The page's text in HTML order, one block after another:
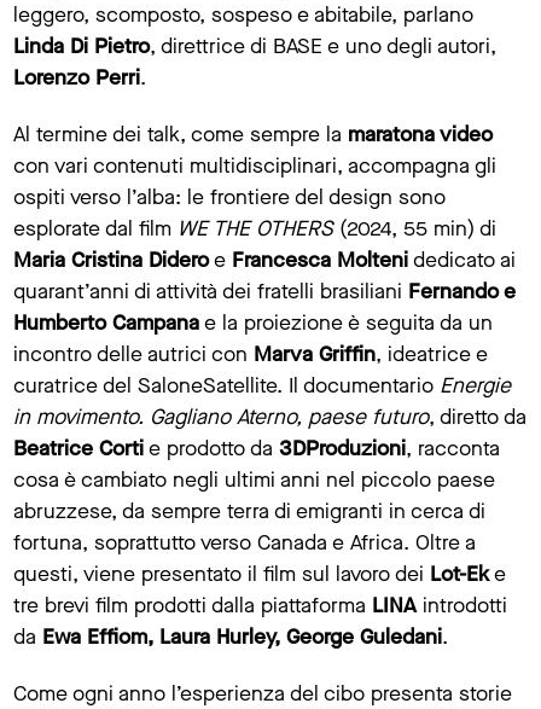
leggero, scomposto, sospeso e abitabile, parlano
Linda Di Pietro, direttrice di BASE e uno degli autori,
Lorenzo Perri.
Al termine dei talk, come sempre la maratona video
con vari contenuti multidisciplinari, accompagna gli
ospiti verso l’alba: le frontiere del design sono
esplorate dal film WE THE OTHERS(2024, 55 min) di
Maria Cristina Dideroe Francesca Moltenidedicato ai
quarant’anni di attività dei fratelli brasiliani Fernando e
Humberto Campanae la proiezione è seguita da un
incontro delle autrici con Marva Griffin, ideatrice e
curatrice del SaloneSatellite. Il documentario Energie
in movimento. Gagliano Aterno, paese futuro, diretto da
Beatrice Cortie prodotto da 3DProduzioni, racconta
cosa è cambiato negli ultimi anni nel piccolo paese
abruzzese, da sempre terra di emigranti in cerca di
fortuna, soprattutto verso Canada e Africa. Oltre a
questi, viene presentato il film sul lavoro dei Lot-Eke
tre brevi film prodotti dalla piattaforma LINAintrodotti
da Ewa Effiom, Laura Hurley, George Guledani.
Come ogni anno l’esperienza del cibo presenta storie